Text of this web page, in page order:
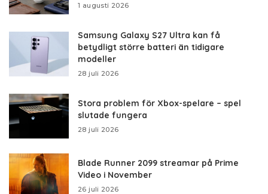
1 augusti 2026
Samsung Galaxy S27 Ultra kan få
betydligt större batteri än tidigare
modeller
28 juli 2026
Stora problem för Xbox-spelare – spel
slutade fungera
28 juli 2026
Blade Runner 2099 streamar på Prime
Video i November
26 juli 2026